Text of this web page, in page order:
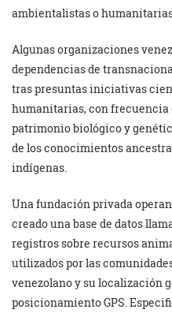
ambientalistas o
Algunas organizaciones
dependencias de
tras presuntas iniciativas
humanitarias, con frecuencia
patrimonio biológico y
de los conocimientos
indígenas.
Una fundación privada
creado una base de datos
registros sobre recursos
utilizados por las
venezolano y su localización
posicionamiento GPS.